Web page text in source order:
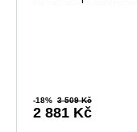
-18% 3 509 Kč
2 881 Kč